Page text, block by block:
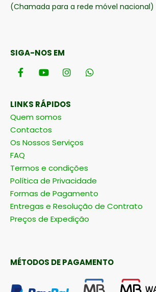
(Chamada para a rede móvel nacional)
SIGA-NOS EM
LINKS RÁPIDOS
Quem somos
Contactos
Os Nossos Serviços
FAQ
Termos e condições
Política de Privacidade
Formas de Pagamento
Entregas e Resolução de Contrato
Preços de Expedição
MÉTODOS DE PAGAMENTO